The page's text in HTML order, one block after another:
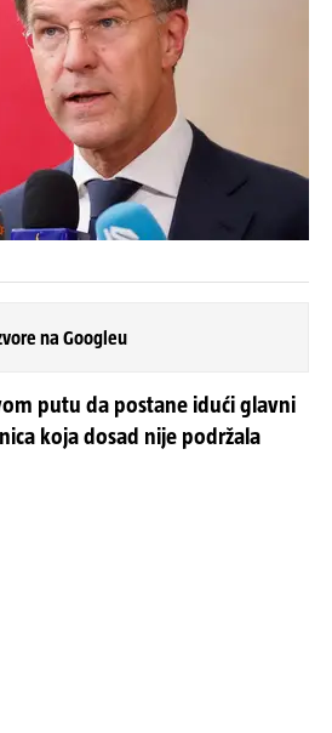
na Googleu
putu da postane idući glavni
koja dosad nije podržala